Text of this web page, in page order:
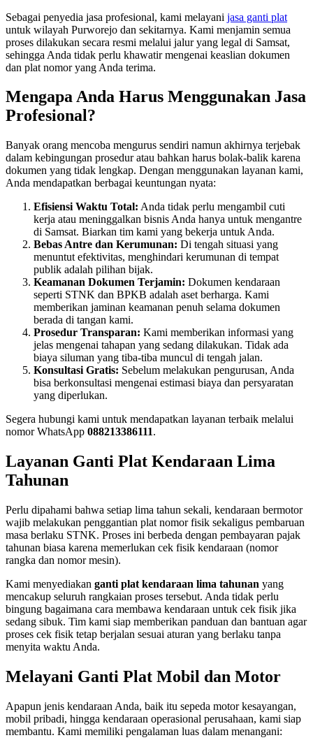
Sebagai penyedia jasa profesional, kami melayani jasa ganti plat
untuk wilayah Purworejo dan sekitarnya. Kami menjamin semua
proses dilakukan secara resmi melalui jalur yang legal di Samsat,
sehingga Anda tidak perlu khawatir mengenai keaslian dokumen
dan plat nomor yang Anda terima.
Mengapa Anda Harus Menggunakan Jasa
Profesional?
Banyak orang mencoba mengurus sendiri namun akhirnya terjebak
dalam kebingungan prosedur atau bahkan harus bolak-balik karena
dokumen yang tidak lengkap. Dengan menggunakan layanan kami,
Anda mendapatkan berbagai keuntungan nyata:
Efisiensi Waktu Total: Anda tidak perlu mengambil cuti
kerja atau meninggalkan bisnis Anda hanya untuk mengantre
di Samsat. Biarkan tim kami yang bekerja untuk Anda.
Bebas Antre dan Kerumunan: Di tengah situasi yang
menuntut efektivitas, menghindari kerumunan di tempat
publik adalah pilihan bijak.
Keamanan Dokumen Terjamin: Dokumen kendaraan
seperti STNK dan BPKB adalah aset berharga. Kami
memberikan jaminan keamanan penuh selama dokumen
berada di tangan kami.
Prosedur Transparan: Kami memberikan informasi yang
jelas mengenai tahapan yang sedang dilakukan. Tidak ada
biaya siluman yang tiba-tiba muncul di tengah jalan.
Konsultasi Gratis: Sebelum melakukan pengurusan, Anda
bisa berkonsultasi mengenai estimasi biaya dan persyaratan
yang diperlukan.
Segera hubungi kami untuk mendapatkan layanan terbaik melalui
nomor WhatsApp 088213386111.
Layanan Ganti Plat Kendaraan Lima
Tahunan
Perlu dipahami bahwa setiap lima tahun sekali, kendaraan bermotor
wajib melakukan penggantian plat nomor fisik sekaligus pembaruan
masa berlaku STNK. Proses ini berbeda dengan pembayaran pajak
tahunan biasa karena memerlukan cek fisik kendaraan (nomor
rangka dan nomor mesin).
Kami menyediakan ganti plat kendaraan lima tahunan yang
mencakup seluruh rangkaian proses tersebut. Anda tidak perlu
bingung bagaimana cara membawa kendaraan untuk cek fisik jika
sedang sibuk. Tim kami siap memberikan panduan dan bantuan agar
proses cek fisik tetap berjalan sesuai aturan yang berlaku tanpa
menyita waktu Anda.
Melayani Ganti Plat Mobil dan Motor
Apapun jenis kendaraan Anda, baik itu sepeda motor kesayangan,
mobil pribadi, hingga kendaraan operasional perusahaan, kami siap
membantu. Kami memiliki pengalaman luas dalam menangani: